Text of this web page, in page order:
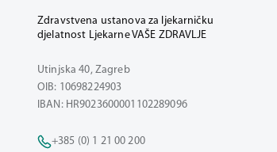
Zdravstvena ustanova za ljekarničku
djelatnost Ljekarne VAŠE ZDRAVLJE
Utinjska 40, Zagreb
OIB: 10698224903
IBAN: HR9023600001102289096
+385 (0) 1 21 00 200